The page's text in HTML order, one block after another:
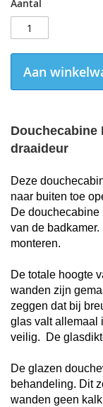
Aantal
Aan
Douchecabine
draaideur
Deze
naar buiten toe
De
van de badkamer.
monteren.
De totale hoogte
wanden zijn
zeggen dat bij
glas valt allemaal
veilig.
De g
De glazen
behandeling. Dit
wanden geen